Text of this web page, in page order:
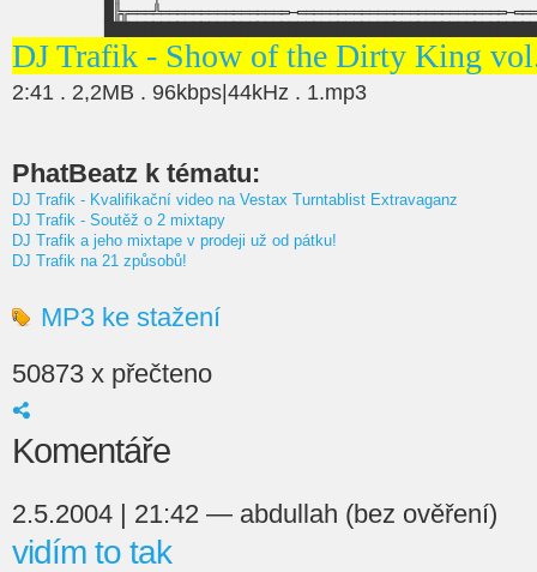
DJ Trafik - Show of the Dirty King
2:41 . 2,2MB . 96kbps|44kHz . 1.mp3
PhatBeatz k tématu:
DJ Trafik - Kvalifikační video na Vestax Turntablist Extravaganz
DJ Trafik - Soutěž o 2 mixtapy
DJ Trafik a jeho mixtape v prodeji už od pátku!
DJ Trafik na 21 způsobů!
MP3 ke stažení
50873 x přečteno
Komentáře
2.5.2004 | 21:42 — abdullah (bez ověření)
vidím to tak